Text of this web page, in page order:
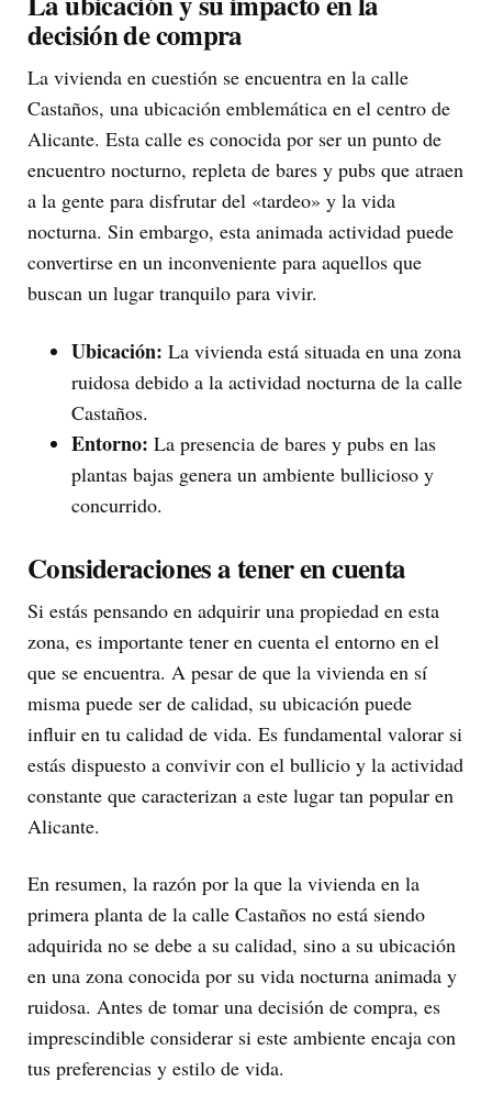
decisión de compra
La vivienda en cuestión se encuentra en la calle
Castaños, una ubicación emblemática en el centro de
Alicante. Esta calle es conocida por ser un punto de
encuentro nocturno, repleta de bares y pubs que atraen
a la gente para disfrutar del «tardeo» y la vida
nocturna. Sin embargo, esta animada actividad puede
convertirse en un inconveniente para aquellos que
buscan un lugar tranquilo para vivir.
Ubicación: La vivienda está situada en una zona
ruidosa debido a la actividad nocturna de la calle
Castaños.
Entorno: La presencia de bares y pubs en las
plantas bajas genera un ambiente bullicioso y
concurrido.
Consideraciones a tener en cuenta
Si estás pensando en adquirir una propiedad en esta
zona, es importante tener en cuenta el entorno en el
que se encuentra. A pesar de que la vivienda en sí
misma puede ser de calidad, su ubicación puede
influir en tu calidad de vida. Es fundamental valorar si
estás dispuesto a convivir con el bullicio y la actividad
constante que caracterizan a este lugar tan popular en
Alicante.
En resumen, la razón por la que la vivienda en la
primera planta de la calle Castaños no está siendo
adquirida no se debe a su calidad, sino a su ubicación
en una zona conocida por su vida nocturna animada y
ruidosa. Antes de tomar una decisión de compra, es
imprescindible considerar si este ambiente encaja con
tus preferencias y estilo de vida.